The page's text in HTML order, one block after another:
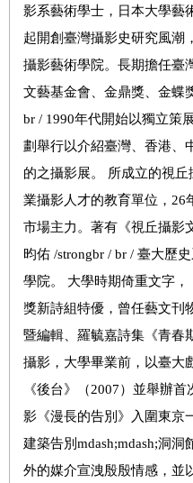
影系藝術學士，日本大學藝
起開創臺灣攝影史研究風潮
攝影藝術學院。長期擔任臺
文藝基金會、金鼎獎、金蝶
br / 1990年代開始以獨立策
劃舉行以介紹臺灣、香港、
的之攝影展。 所成立的視
業攝影人才的教育單位，26
市場主力。著有《視丘攝影
昀佑 /strongbr / br / 臺大歷
學院。 大學時期倚重文字
獎新詩組特優，曾任藝文刊
暨編輯、羅毓嘉詩集《青春
攝影，大學畢業前，以臺大
《後台》（2007）並舉辦
影《漫長的告別》入圍東京
建築告別mdash;mdash;洞
外的媒介宣洩殷殷情感，並